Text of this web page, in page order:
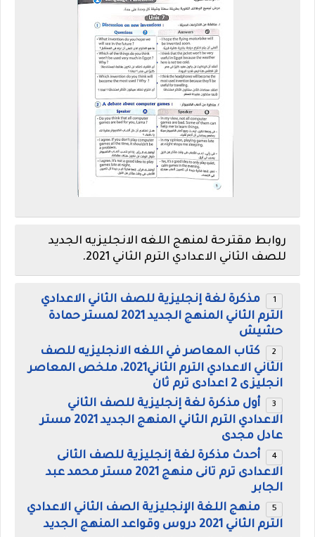
روابط مقترحة لمنهج اللغه الانجليزيه الجديد
للصف الثاني الاعدادي الترم الثاني 2021.
مذكرة لغة إنجليزية للصف الثاني الاعدادي
الترم الثاني المنهج الجديد 2021 لمستر حمادة
حشيش
كتاب المعاصر في اللغه الانجليزيه للصف
الثاني الاعدادي الترم الثاني2021، ملخص المعاصر
انجليزى 2 اعدادى ترم ثان
أول مذكرة لغة إنجليزية للصف الثاني
الاعدادي الترم الثاني المنهج الجديد 2021 مستر
عادل مجدى
أحدث مذكرة لغة إنجليزية للصف الثانى
الاعدادى ترم تانى منهج 2021 مستر محمد عبد
الجابر
منهج اللغة الإنجليزية الصف الثاني الاعدادي
الترم الثاني 2021 دروس وقواعد المنهج الجديد